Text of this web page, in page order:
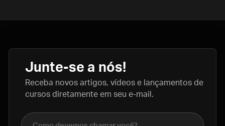
Junte-se a nós!
Receba novos artigos, vídeos e lançamentos de
cursos diretamente em seu e-mail.
Nome completo